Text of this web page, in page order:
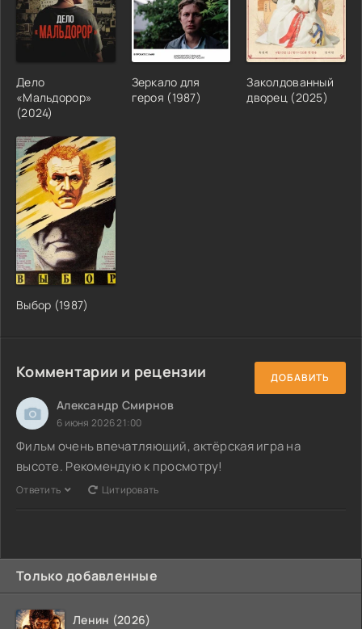
Дело
«Мальдорор»
(2024)
Зеркало для
героя (1987)
Заколдованный
дворец (2025)
Выбор (1987)
Комментарии и рецензии ДОБАВИТЬ
Александр Смирнов
6 июня 2026 21:00
Фильм очень впечатляющий, актёрская игра на
высоте. Рекомендую к просмотру!
Ответить Цитировать
Только добавленные
Ленин (2026)